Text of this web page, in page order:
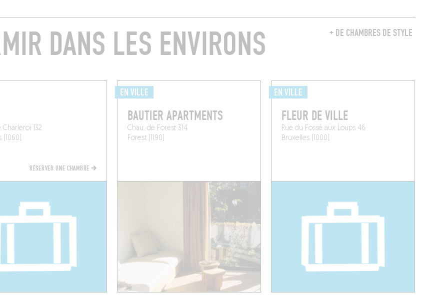
+ DE CHAMBRES DE STYLE
DANS LES ENVIRONS
Charleroi 132
RÉSERVER UNE CHAMBRE
EN VILLE
BAUTIER APARTMENTS
Chau. de Forest 314
Forest (1190)
EN VILLE
FLEUR DE VILLE
Rue du Fossé aux Loups 46
Bruxelles (1000)